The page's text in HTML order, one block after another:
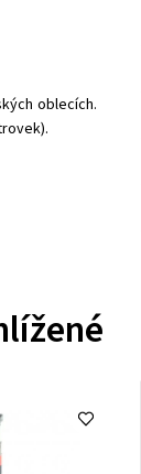
oblecích.